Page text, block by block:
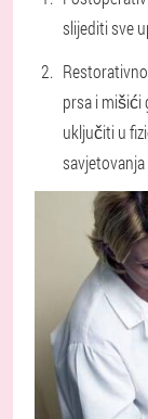
slijediti sve
prsa i mišići
uključiti u